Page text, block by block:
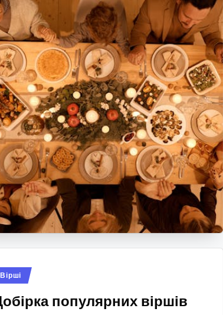
Вірші
популярних віршів